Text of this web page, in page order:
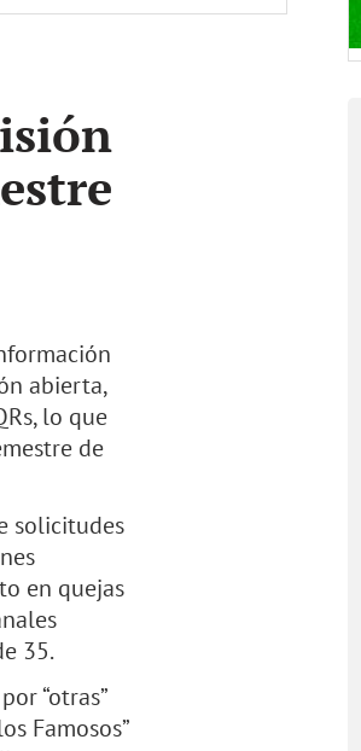
abierta,
lo que
de
solicitudes
en quejas
35.
“otras”
Famosos”